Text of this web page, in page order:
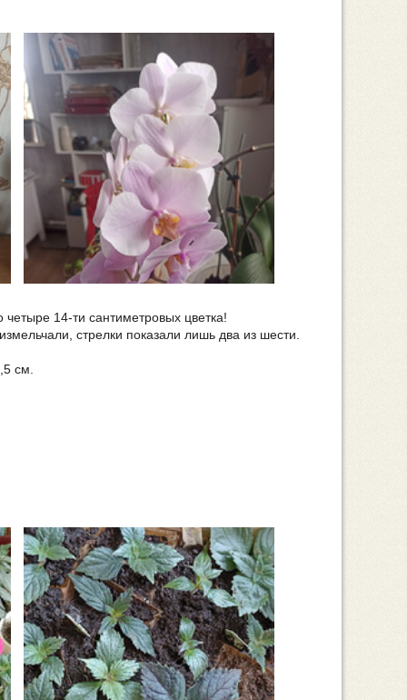
14-ти сантиметровых цветка!
стрелки показали лишь два из шести.
см.